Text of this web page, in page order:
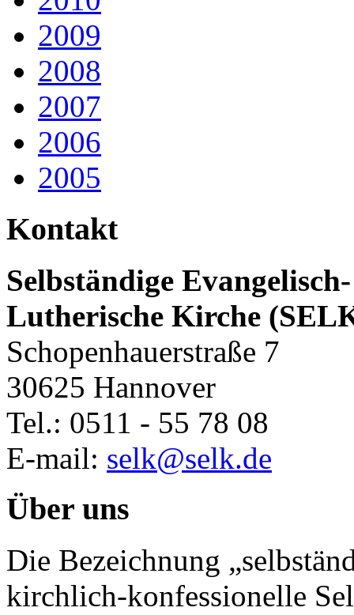
2009
2008
2007
2006
2005
Kontakt
Selbständige Evangelisch-
Lutherische Kirche
Schopenhauerstraße 7
30625 Hannover
Tel.: 0511 - 55 78 08
E-mail: selk@selk.de
Über uns
Die Bezeichnung
kirchlich-konfessionelle